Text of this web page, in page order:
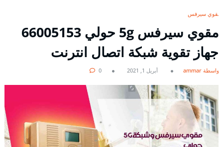
مقوي سيرفس
مقوي سيرفس 5g حولي 66005153
جهاز تقوية شبكة اتصال انترنت
بواسطة ammar أبريل 1, 2021 0